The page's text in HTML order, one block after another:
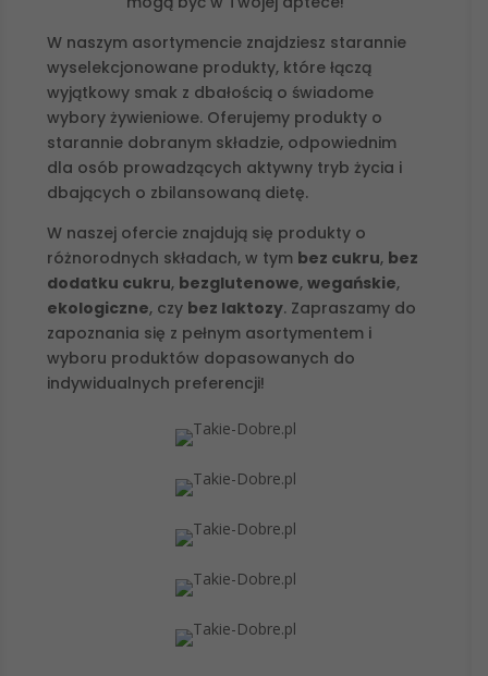
W naszym asortymencie znajdziesz starannie
wyselekcjonowane produkty, które łączą
wyjątkowy smak z dbałością o świadome
wybory żywieniowe. Oferujemy produkty o
starannie dobranym składzie, odpowiednim
dla osób prowadzących aktywny tryb życia i
dbających o zbilansowaną dietę.
W naszej ofercie znajdują się produkty o
różnorodnych składach, w tym bez cukru, bez
dodatku cukru, bezglutenowe,wegańskie,
ekologiczne, czy bez laktozy. Zapraszamy do
zapoznania się z pełnym asortymentem i
wyboru produktów dopasowanych do
indywidualnych preferencji!